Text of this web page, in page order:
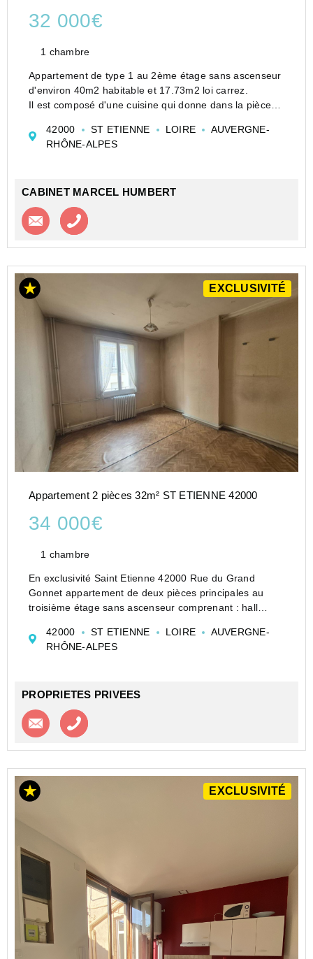
32 000€
1 chambre
Appartement de type 1 au 2ème étage sans ascenseur
d'environ 40m2 habitable et 17.73m2 loi carrez.
Il est composé d'une cuisine qui donne dans la pièce
Hubert Guignand agent commercial indépendant 06....
42000 ST ETIENNE LOIRE
AUVERGNE-
RHÔNE-ALPES
CABINET MARCEL HUMBERT
Contacter l'agence
EXCLUSIVITÉ
Appartement 2 pièces 32m² ST ETIENNE 42000
34 000€
1 chambre
En exclusivité Saint Etienne 42000 Rue du Grand
Gonnet appartement de deux pièces principales au
troisième étage sans ascenseur comprenant : hall
salle de bains et WC séparé.
Les charges annuelle...
42000 ST ETIENNE LOIRE
AUVERGNE-
RHÔNE-ALPES
PROPRIETES PRIVEES
Contacter l'agence
EXCLUSIVITÉ